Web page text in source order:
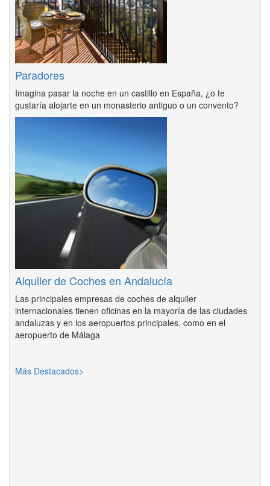
Paradores
Imagina pasar la noche en un castillo en España, ¿o te
gustaría alojarte en un monasterio antiguo o un convento?
Alquiler de Coches en Andalucía
Las principales empresas de coches de alquiler
internacionales tienen oficinas en la mayoría de las ciudades
andaluzas y en los aeropuertos principales, como en el
aeropuerto de Málaga
Más Destacados>